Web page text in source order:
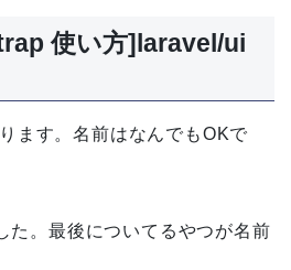
使い方]laravel/ui
ます。名前はなんでもOKで
た。最後についてるやつが名前